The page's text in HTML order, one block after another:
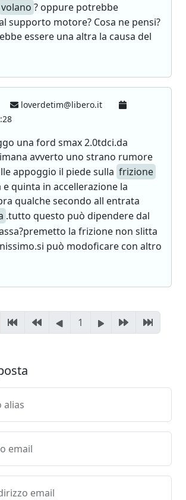
volano ? oppure potrebbe
supporto motore? Cosa ne pensi?
essere una altra la causa del
loverdetim@libero.it
una ford smax 2.0tdci.da
avverto uno strano rumore
appoggio il piede sulla frizione
quinta in accellerazione la
qualche secondo all entrata
.tutto questo può dipendere dal
la frizione non slitta
può modoficare con altro
1
alias
email
email